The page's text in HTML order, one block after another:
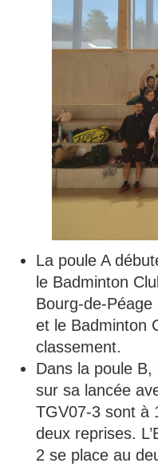
La poule A
le Badminton
Bourg-de-Péage
et le Badminton
classement.
Dans la poule B,
sur sa lancée
TGV07-3 sont à
deux reprises.
2 se place au